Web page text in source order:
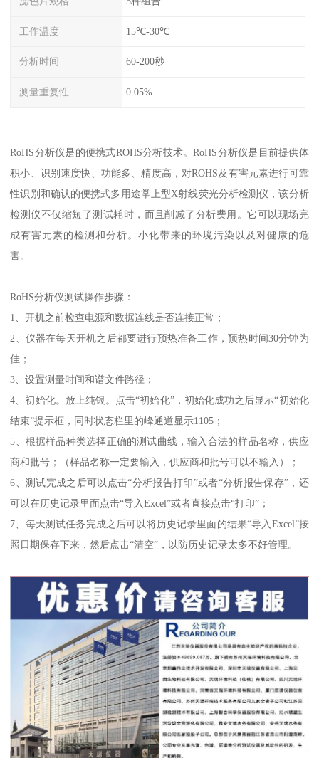
工作温度 15℃-30℃
分析时间 60-200秒
测量重复性 0.05%
RoHS分析仪是的便携式ROHS分析技术。RoHS分析仪是目前提供体
积小、识别速度快、功能多、精度高，对ROHS及有害元素进行可靠
性识别和确认的便携式多用途掌上型X射线荧光分析检测仪，该分析
检测仪不仅缩短了测试耗时，而且削减了分析费用。它可以现场完
成有害元素的检测和分析。小化带来的环境污染以及对健康的危
害。
RoHS分析仪测试操作步骤：
1、开机之前检查电源和数据连线是否连接正常；
2、仪器在每天开机之后都要进行预热准备工作，预热时间30分钟为
佳；
3、设置测量时间和谱文件路径；
4、初始化。放上纯银。点击“初始化”，初始化成功之后显示“初始化
结束”提示框，同时状态栏里的峰通道显示1105；
5、根据样品种类选择正确的测试曲线，输入合法的样品名称，供应
商和批号；（样品名称一定要输入，供应商和批号可以不输入）；
6、测试完成之后可以点击“分析报告打印”或者“分析报告保存”，还
可以在历史记录里面点击“导入Excel”或者直接点击“打印”；
7、每天测试任务完成之后可以将历史记录里面的结果“导入Excel”按
照日期保存下来，然后点击“清空”，以防历史记录太多不好管理。